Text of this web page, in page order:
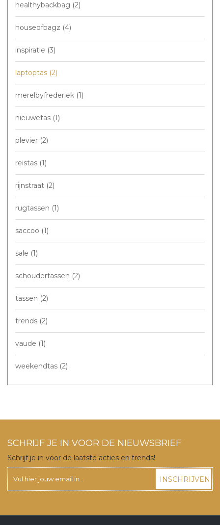
healthybackbag (2)
houseofbagz (4)
inspiratie (3)
laptoptas (2)
merelbyfrederiek (1)
nieuwetas (1)
plevier (2)
reistas (1)
rijnstraat (2)
rugtassen (1)
saccoo (1)
sale (1)
schoudertassen (2)
tassen (2)
trends (2)
vaude (1)
weekendtas (2)
SCHRIJF JE IN VOOR DE NIEUWSBRIEF
Schrijf je in voor de laatste acties en trends!
INSCHRIJVEN